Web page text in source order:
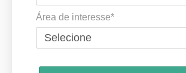
Área de interesse*